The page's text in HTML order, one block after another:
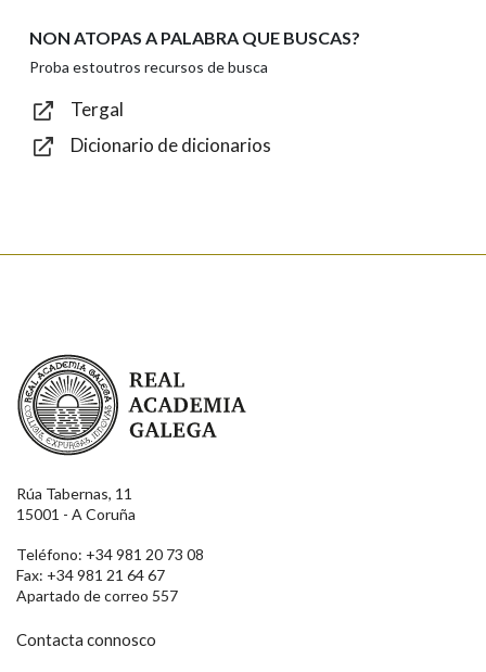
Enviar
NON ATOPAS A PALABRA QUE BUSCAS?
Proba estoutros recursos de busca
Tergal
Dicionario de dicionarios
Real Academia Galega
Rúa Tabernas, 11
15001 - A Coruña
Teléfono: +34 981 20 73 08
Fax: +34 981 21 64 67
Apartado de correo 557
Contacta connosco